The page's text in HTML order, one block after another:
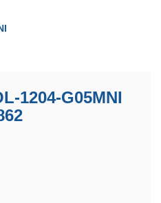
1204-G05MNI